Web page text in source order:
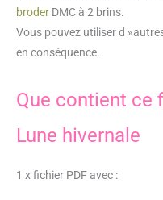
broder DMC à 2 brins.
Vous pouvez utiliser d
en conséquence.
Que contient ce
Lune hivernale
1 x fichier PDF avec :